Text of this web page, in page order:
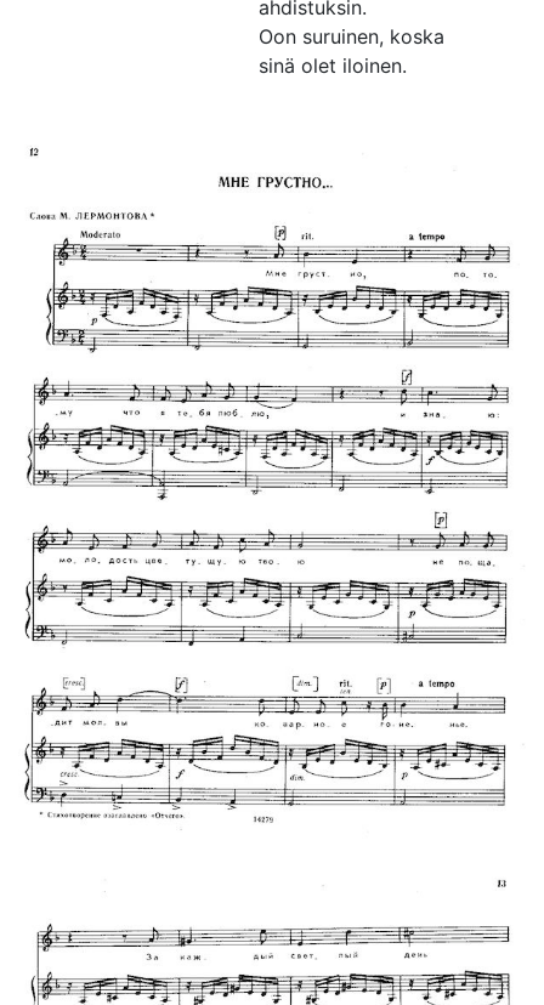
ahdistuksin.
Oon suruinen, koska
sinä olet iloinen.